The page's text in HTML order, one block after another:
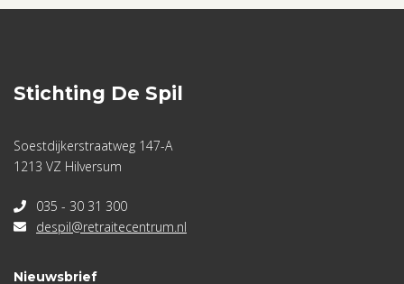
Stichting De Spil
Soestdijkerstraatweg 147-A
1213 VZ Hilversum
035 - 30 31 300
despil@retraitecentrum.nl
Nieuwsbrief